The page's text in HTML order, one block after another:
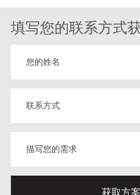
填写您的联系方式